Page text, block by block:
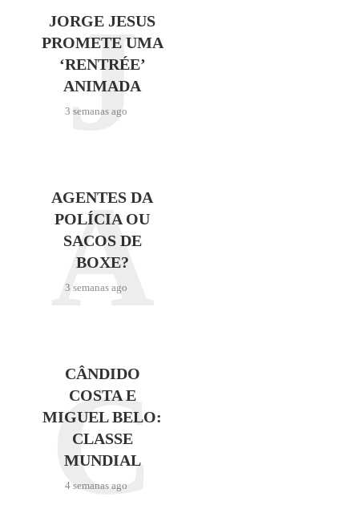
JORGE JESUS
PROMETE UMA
‘RENTRÉE’
ANIMADA
3 semanas ago
J
AGENTES DA
POLÍCIA OU
SACOS DE
BOXE?
3 semanas ago
A
CÂNDIDO
COSTA E
MIGUEL BELO:
CLASSE
MUNDIAL
4 semanas ago
C